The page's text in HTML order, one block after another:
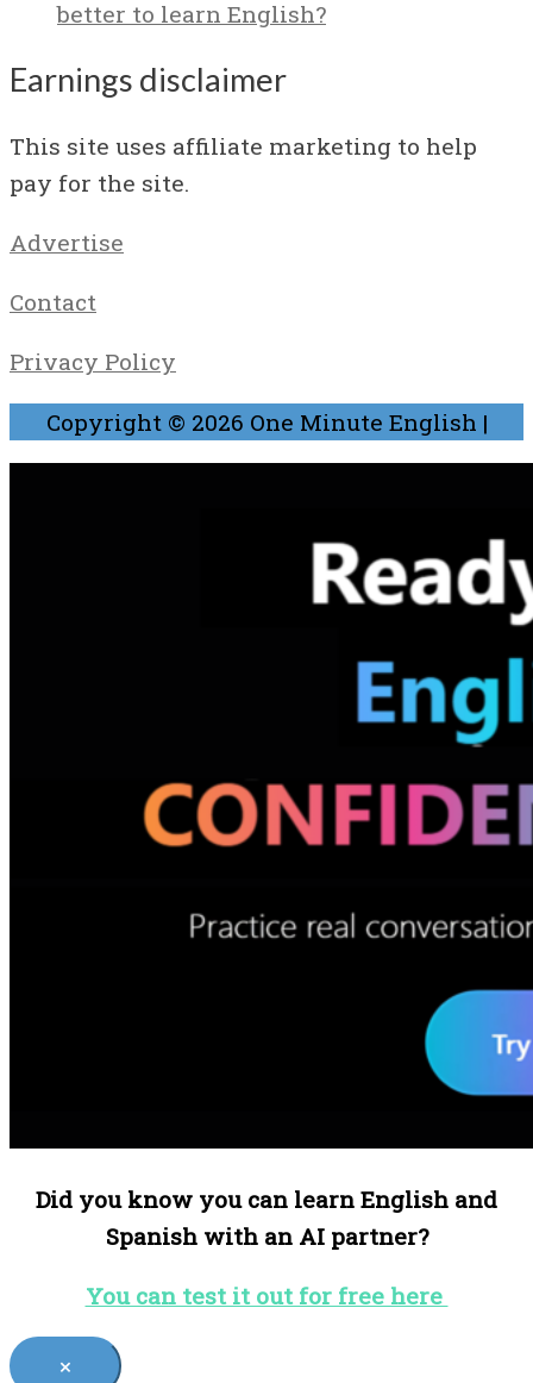
better to learn English?
Earnings disclaimer
This site uses affiliate marketing to help
pay for the site.
Advertise
Contact
Privacy Policy
Copyright © 2026 One Minute English |
Did you know you can learn English and
Spanish with an AI partner?
You can test it out for free here
×